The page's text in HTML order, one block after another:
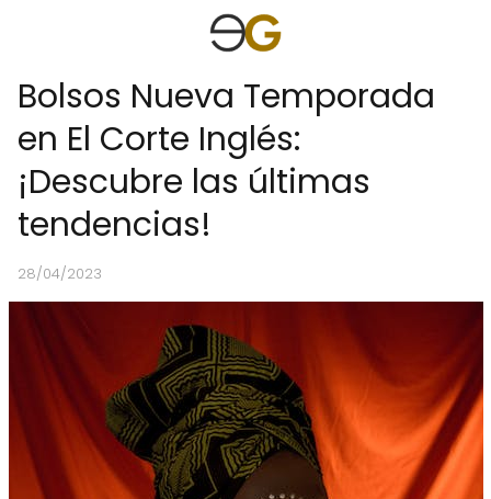
Bolsos Nueva Temporada
en El Corte Inglés:
¡Descubre las últimas
tendencias!
28/04/2023